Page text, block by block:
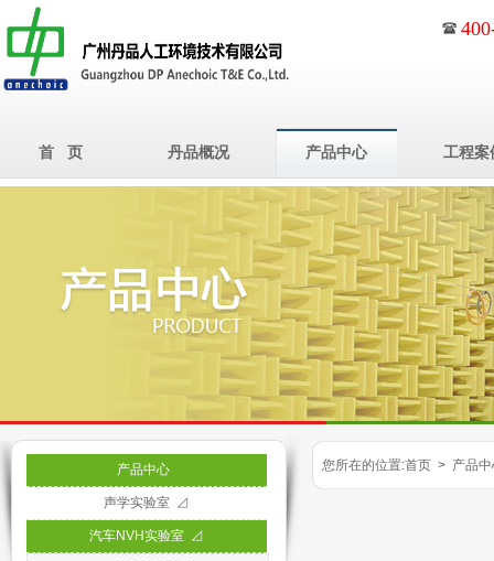
首 页 丹品概况 产品中心 工程案
产品中心
声学实验室 ⊿
汽车NVH实验室 ⊿
您所在的位置:首页 > 产品中